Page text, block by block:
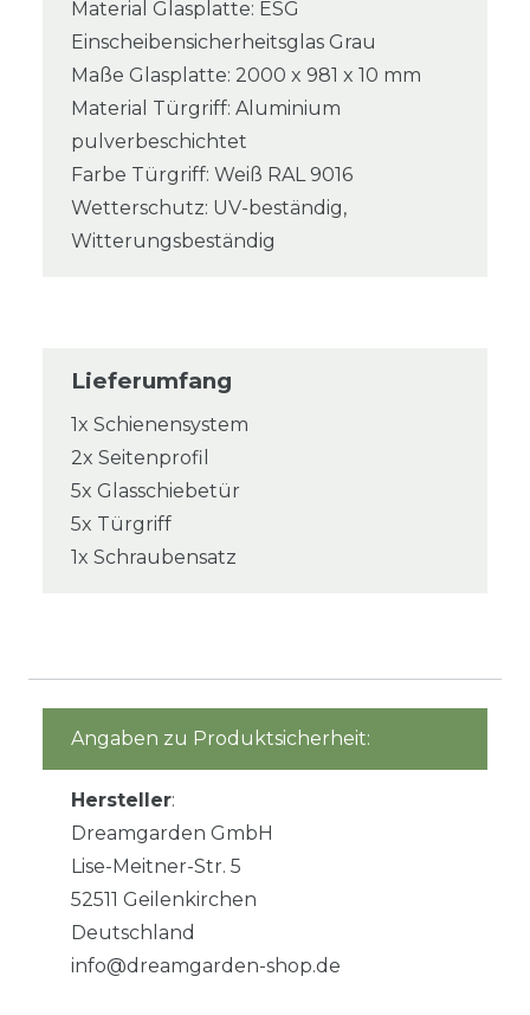
Material Glasplatte: ESG
Einscheibensicherheitsglas Grau
Maße Glasplatte: 2000 x 981 x 10 mm
Material Türgriff: Aluminium
pulverbeschichtet
Farbe Türgriff: Weiß RAL 9016
Wetterschutz: UV-beständig,
Witterungsbeständig
Lieferumfang
1x Schienensystem
2x Seitenprofil
5x Glasschiebetür
5x Türgriff
1x Schraubensatz
Angaben zu Produktsicherheit:
Hersteller:
Dreamgarden GmbH
Lise-Meitner-Str. 5
52511 Geilenkirchen
Deutschland
info@dreamgarden-shop.de